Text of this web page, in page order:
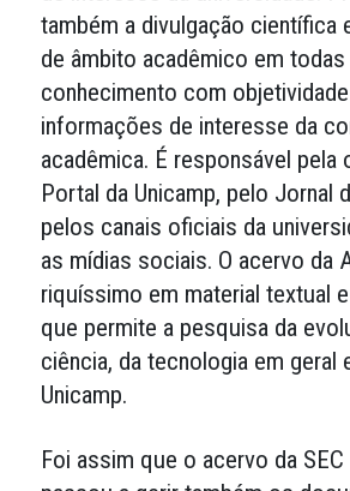
também a divulgação científica
de âmbito acadêmico em
conhecimento com
informações de interesse da
acadêmica. É responsável pela
Portal da Unicamp, pelo Jornal
pelos canais oficiais da
as mídias sociais. O acervo da
riquíssimo em material textual
que permite a pesquisa da
ciência, da tecnologia em geral
Unicamp.
Foi assim que o acervo da